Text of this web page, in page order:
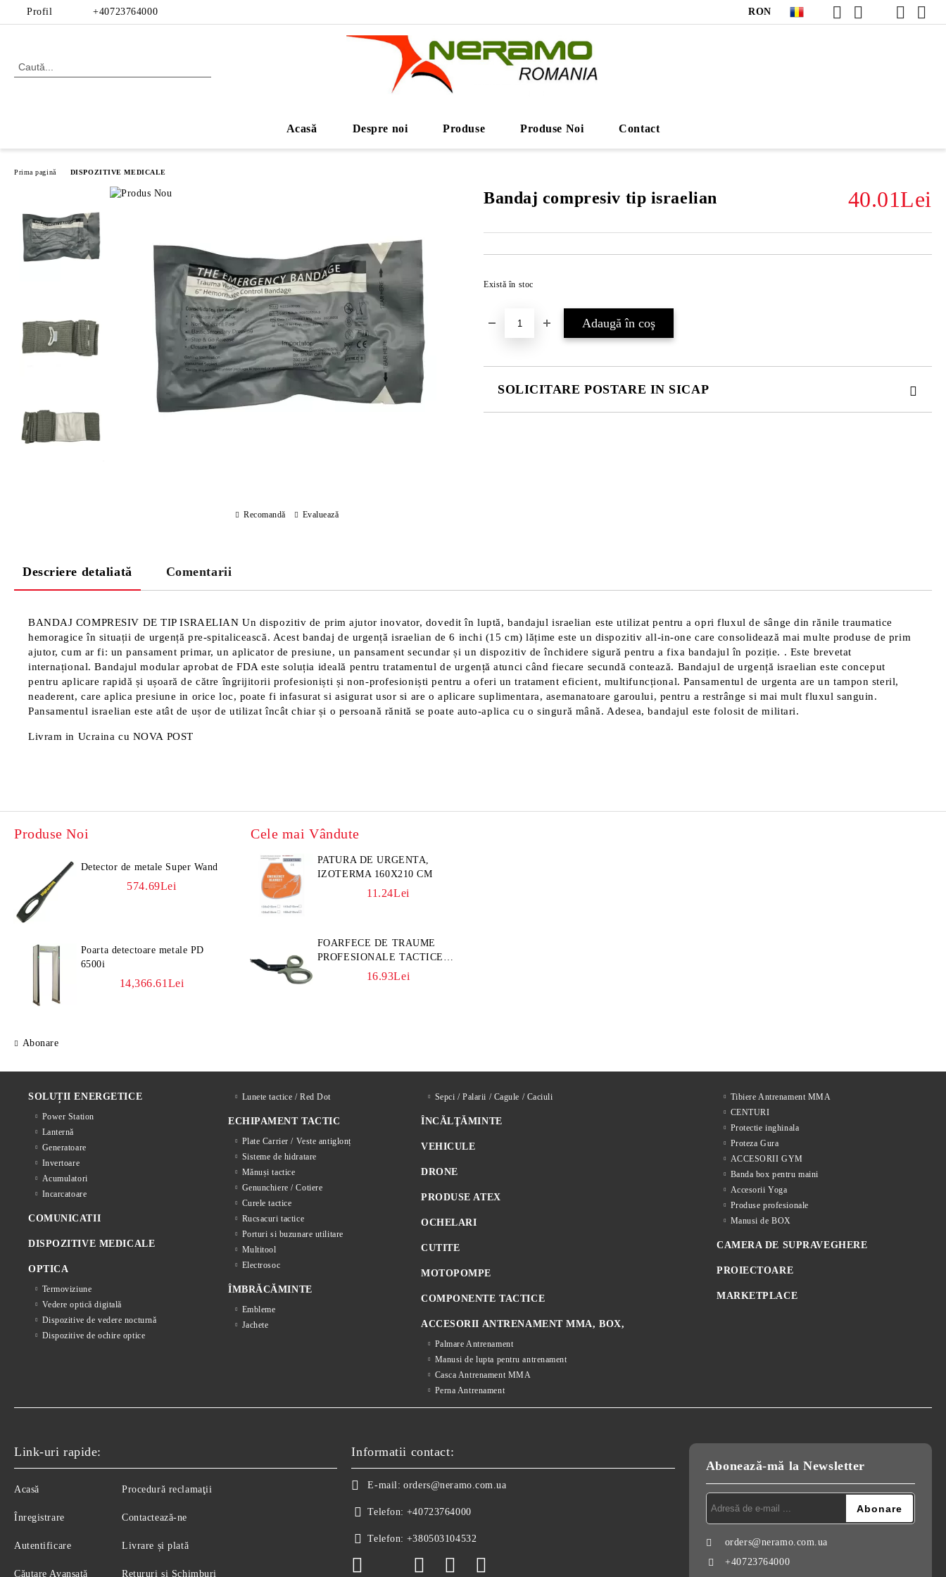
Profil +40723764000 RON
Acasă Despre noi Produse Produse Noi Contact
Prima pagină DISPOZITIVE MEDICALE
Bandaj compresiv tip israelian 40.01Lei
Există în stoc
SOLICITARE POSTARE IN SICAP
Recomandă
Evaluează
Descriere detaliată Comentarii
BANDAJ COMPRESIV DE TIP ISRAELIAN Un dispozitiv de prim ajutor inovator, dovedit în luptă, bandajul israelian este utilizat pentru a opri fluxul de sânge din rănile traumatice
hemoragice în situații de urgență pre-spitalicească. Acest bandaj de urgență israelian de 6 inchi (15 cm) lățime este un dispozitiv all-in-one care consolidează mai multe produse de prim
ajutor, cum ar fi: un pansament primar, un aplicator de presiune, un pansament secundar și un dispozitiv de închidere sigură pentru a fixa bandajul în poziție. . Este brevetat
internațional. Bandajul modular aprobat de FDA este soluția ideală pentru tratamentul de urgență atunci când fiecare secundă contează. Bandajul de urgență israelian este conceput
pentru aplicare rapidă și ușoară de către îngrijitorii profesioniști și non-profesioniști pentru a oferi un tratament eficient, multifuncțional. Pansamentul de urgenta are un tampon steril,
neaderent, care aplica presiune in orice loc, poate fi infasurat si asigurat usor si are o aplicare suplimentara, asemanatoare garoului, pentru a restrânge si mai mult fluxul sanguin.
Pansamentul israelian este atât de ușor de utilizat încât chiar și o persoană rănită se poate auto-aplica cu o singură mână. Adesea, bandajul este folosit de militari.
Livram in Ucraina cu NOVA POST
Produse Noi
Detector de metale Super Wand
574.69Lei
Poarta detectoare metale PD
6500i
14,366.61Lei
Abonare
Cele mai Vândute
PATURA DE URGENTA,
IZOTERMA 160X210 CM
11.24Lei
FOARFECE DE TRAUME
PROFESIONALE TACTICE
CULOARE KAKI
16.93Lei
SOLUȚII ENERGETICE
Power Station
Lanternă
Generatoare
Invertoare
Acumulatori
Incarcatoare
COMUNICATII
DISPOZITIVE MEDICALE
OPTICA
Termoviziune
Vedere optică digitală
Dispozitive de vedere nocturnă
Dispozitive de ochire optice
Lunete tactice / Red Dot
ECHIPAMENT TACTIC
Plate Carrier / Veste antiglonț
Sisteme de hidratare
Mănuși tactice
Genunchiere / Cotiere
Curele tactice
Rucsacuri tactice
Porturi si buzunare utilitare
Multitool
Electrosoc
ÎMBRĂCĂMINTE
Embleme
Jachete
Sepci / Palarii / Cagule / Caciuli
ÎNCĂLŢĂMINTE
VEHICULE
DRONE
PRODUSE ATEX
OCHELARI
CUTITE
MOTOPOMPE
COMPONENTE TACTICE
ACCESORII ANTRENAMENT MMA, BOX,
Palmare Antrenament
Manusi de lupta pentru antrenament
Casca Antrenament MMA
Perna Antrenament
Tibiere Antrenament MMA
CENTURI
Protectie inghinala
Proteza Gura
ACCESORII GYM
Banda box pentru maini
Accesorii Yoga
Produse profesionale
Manusi de BOX
CAMERA DE SUPRAVEGHERE
PROIECTOARE
MARKETPLACE
Link-uri rapide:
Acasă
Înregistrare
Autentificare
Căutare Avansată
Procedură reclamaţii
Contactează-ne
Livrare și plată
Retururi și Schimburi
Informatii contact:
E-mail: orders@neramo.com.ua
Telefon: +40723764000
Telefon: +380503104532
Abonează-mă la Newsletter
orders@neramo.com.ua
+40723764000